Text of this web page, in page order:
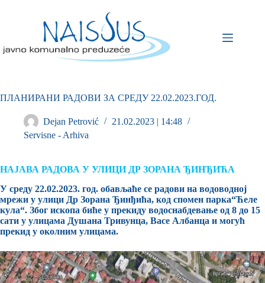
ПЛАНИРАНИ РАДОВИ ЗА СРЕДУ 22.02.2023.ГОД.
Dejan Petrović
21.02.2023 | 14:48
Servisne - Arhiva
НАЈАВА РАДОВА У УЛИЦИ ДР ЗОРАНА ЂИНЂИЋА
У среду 22.02.2023. год. обављаће се радови на водоводној
мрежи у улици Др Зорана Ђинђића, код спомен парка“Ћеле
кула“. Због ископа биће у прекиду водоснабдевање од 8 до 15
сати у улицама Душана Тривунца, Васе Албанца и могућ
прекид у околним улицама.